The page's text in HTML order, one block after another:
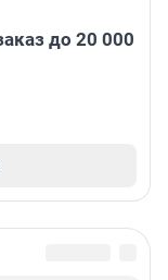
до 20 000